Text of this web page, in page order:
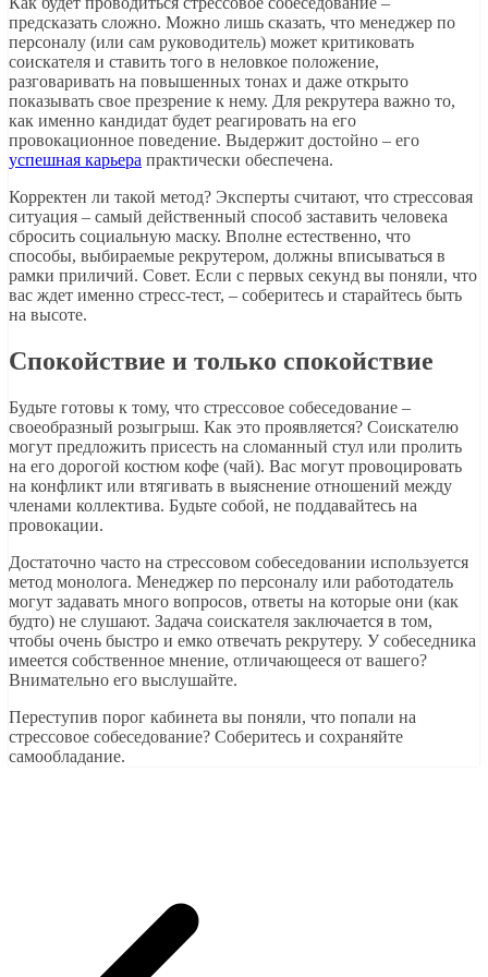
предсказать сложно. Можно лишь сказать, что менеджер по
персоналу (или сам руководитель) может критиковать
соискателя и ставить того в неловкое положение,
разговаривать на повышенных тонах и даже открыто
показывать свое презрение к нему. Для рекрутера важно то,
как именно кандидат будет реагировать на его
провокационное поведение. Выдержит достойно – его
успешная карьера практически обеспечена.
Корректен ли такой метод? Эксперты считают, что стрессовая
ситуация – самый действенный способ заставить человека
сбросить социальную маску. Вполне естественно, что
способы, выбираемые рекрутером, должны вписываться в
рамки приличий. Совет. Если с первых секунд вы поняли, что
вас ждет именно стресс-тест, – соберитесь и старайтесь быть
на высоте.
Спокойствие и только спокойствие
Будьте готовы к тому, что стрессовое собеседование –
своеобразный розыгрыш. Как это проявляется? Соискателю
могут предложить присесть на сломанный стул или пролить
на его дорогой костюм кофе (чай). Вас могут провоцировать
на конфликт или втягивать в выяснение отношений между
членами коллектива. Будьте собой, не поддавайтесь на
провокации.
Достаточно часто на стрессовом собеседовании используется
метод монолога. Менеджер по персоналу или работодатель
могут задавать много вопросов, ответы на которые они (как
будто) не слушают. Задача соискателя заключается в том,
чтобы очень быстро и емко отвечать рекрутеру. У собеседника
имеется собственное мнение, отличающееся от вашего?
Внимательно его выслушайте.
Переступив порог кабинета вы поняли, что попали на
стрессовое собеседование? Соберитесь и сохраняйте
самообладание.